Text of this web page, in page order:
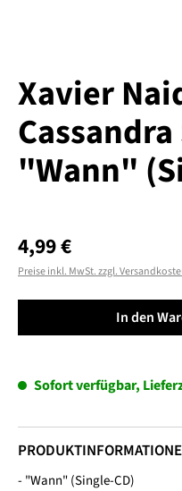
Xavier
"Wann"
Regulärer Preis:
4,99 €
Preise inkl. MwSt. zzgl.
In den
Sofort verfügbar,
- "Wann" (Single-CD)